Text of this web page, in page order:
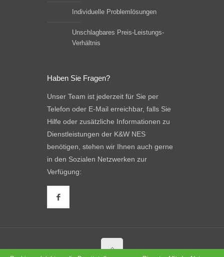
Individuelle Problemlösungen
Unschlagbares Preis-Leistungs-
Verhältnis
Haben Sie Fragen?
Unser Team ist jederzeit für Sie per
Telefon oder E-Mail erreichbar, falls Sie
Hilfe oder zusätzliche Informationen zu
Dienstleistungen der K&W NES
benötigen, stehen wir Ihnen auch gerne
in den Sozialen Netzwerken zur
Verfügung: